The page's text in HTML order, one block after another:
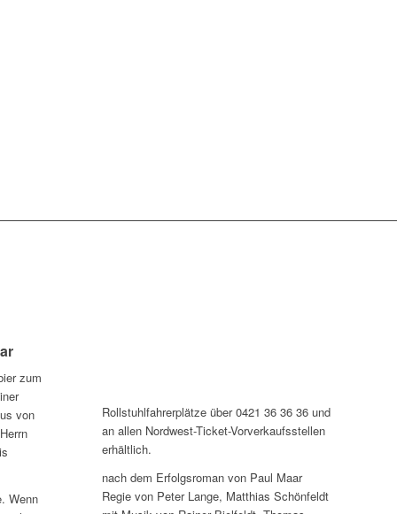
zum
von
Wenn
Rollstuhlfahrerplätze über 0421 36 36 36 und
an allen Nordwest-Ticket-Vorverkaufsstellen
erhältlich.
nach dem Erfolgsroman von Paul Maar
Regie von Peter Lange, Matthias Schönfeldt